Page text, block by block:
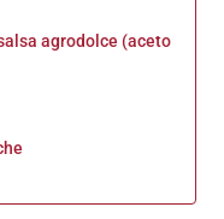
agrodolce (aceto